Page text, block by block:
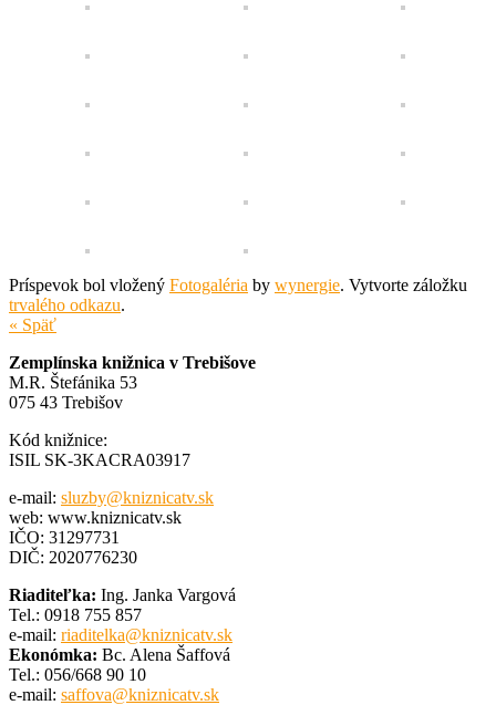
Príspevok bol vložený Fotogaléria by wynergie. Vytvorte záložku
trvalého odkazu.
« Späť
Zemplínska knižnica v Trebišove
M.R. Štefánika 53
075 43 Trebišov
Kód knižnice:
ISIL SK-3KACRA03917
e-mail: sluzby@kniznicatv.sk
web: www.kniznicatv.sk
IČO: 31297731
DIČ: 2020776230
Riaditeľka: Ing. Janka Vargová
Tel.: 0918 755 857
e-mail: riaditelka@kniznicatv.sk
Ekonómka: Bc. Alena Šaffová
Tel.: 056/668 90 10
e-mail: saffova@kniznicatv.sk